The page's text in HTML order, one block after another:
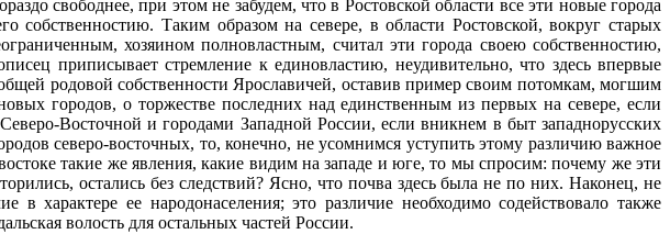
свободнее, при этом не забудем, что в Ростовской области все эти новые города
Таким образом на севере, в области Ростовской, вокруг старых
хозяином полновластным, считал эти города своею собственностию,
приписывает стремление к единовластию, неудивительно, что здесь впервые
родовой собственности Ярославичей, оставив пример своим потомкам, могшим
городов, о торжестве последних над единственным из первых на севере, если
Восточной и городами Западной России, если вникнем в быт западнорусских
северо-восточных, то, конечно, не усомнимся уступить этому различию важное
такие же явления, какие видим на западе и юге, то мы спросим: почему же эти
остались без следствий? Ясно, что почва здесь была не по них. Наконец, не
ее народонаселения; это различие необходимо содействовало также
волость для остальных частей России.